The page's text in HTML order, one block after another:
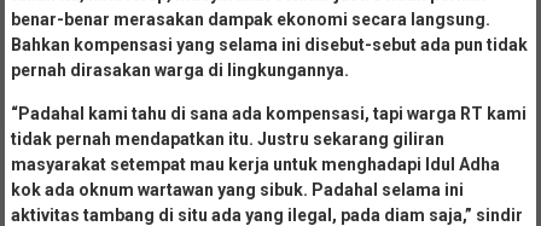
benar-benar merasakan dampak ekonomi secara langsung.
Bahkan kompensasi yang selama ini disebut-sebut ada pun tidak
pernah dirasakan warga di lingkungannya.
“Padahal kami tahu di sana ada kompensasi, tapi warga RT kami
tidak pernah mendapatkan itu. Justru sekarang giliran
masyarakat setempat mau kerja untuk menghadapi Idul Adha
kok ada oknum wartawan yang sibuk. Padahal selama ini
aktivitas tambang di situ ada yang ilegal, pada diam saja,” sindir